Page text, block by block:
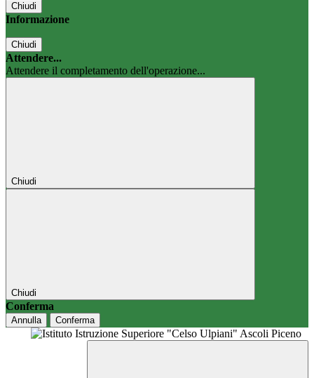
Chiudi
Informazione
Chiudi
Attendere...
Attendere il completamento dell'operazione...
Chiudi
Chiudi
Conferma
Annulla Conferma